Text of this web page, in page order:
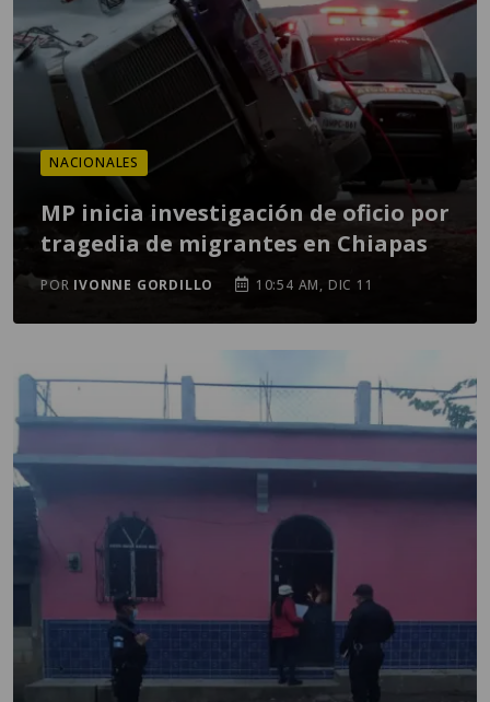
NACIONALES
MP inicia investigación de oficio por
tragedia de migrantes en Chiapas
POR IVONNE GORDILLO 10:54 AM, DIC 11